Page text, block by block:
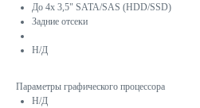
До 4x 3,5" SATA/SAS (HDD/SSD)
Задние отсеки
Н/Д
Параметры графического процессора
Н/Д